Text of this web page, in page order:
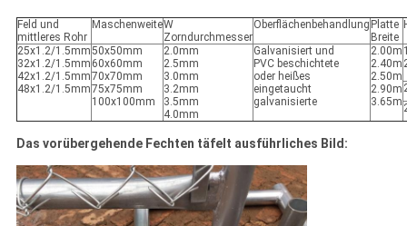
Feld und
mittleres Rohr
MaschenweiteW
Zorndurchmesser
Oberflächenbehandlung Platte
Breite
25x1.2/1.5mm
32x1.2/1.5mm
42x1.2/1.5mm
48x1.2/1.5mm
50x50mm
60x60mm
70x70mm
75x75mm
100x100mm
2.0mm
2.5mm
3.0mm
3.2mm
3.5mm
4.0mm
Galvanisiert und
PVC beschichtete
oder heißes
eingetaucht
galvanisierte
2.00m
2.40m
2.50m
2.90m
3.65m
Das vorübergehende Fechten täfelt ausführliches Bild: